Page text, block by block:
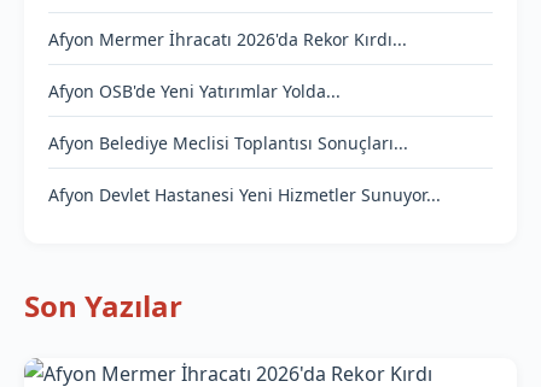
Afyon Mermer İhracatı 2026'da Rekor Kırdı...
Afyon OSB'de Yeni Yatırımlar Yolda...
Afyon Belediye Meclisi Toplantısı Sonuçları...
Afyon Devlet Hastanesi Yeni Hizmetler Sunuyor...
Son Yazılar